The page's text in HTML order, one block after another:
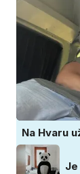
Na Hvaru